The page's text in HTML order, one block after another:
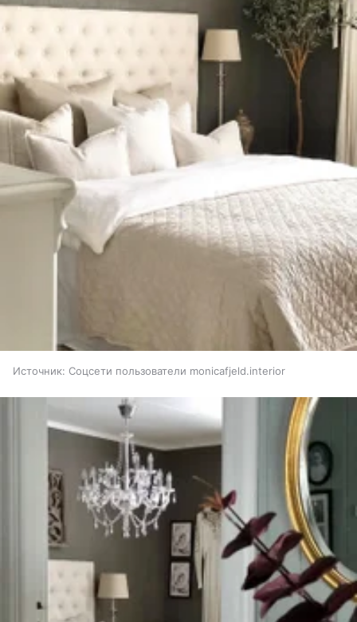
Источник: Соцсети пользователи monicafjeld.interior